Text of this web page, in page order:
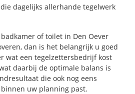
dagelijks allerhande tegelwerk
of toilet in Den Oever
dan is het belangrijk u goed
wat een tegelzettersbedrijf kost
daarbij de optimale balans is
die ook nog eens
uw planning past.